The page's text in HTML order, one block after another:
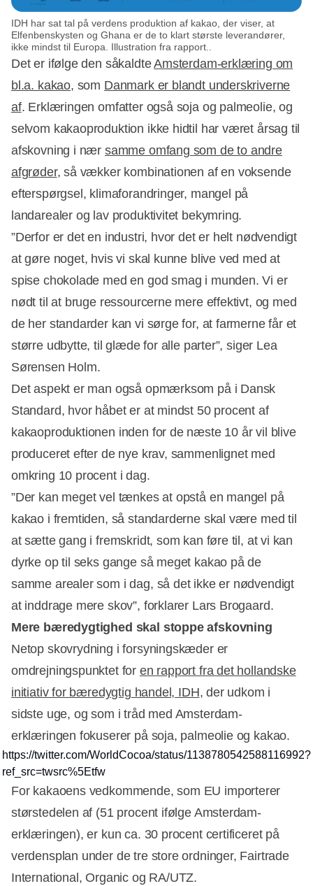
IDH har sat tal på verdens produktion af kakao, der viser, at
Elfenbenskysten og Ghana er de to klart største leverandører,
ikke mindst til Europa. Illustration fra rapport..
Det er ifølge den såkaldteAmsterdam-erklæring om
bl.a. kakao, som Danmark er blandt underskriverne
af. Erklæringen omfatter også soja og palmeolie, og
selvom kakaoproduktion ikke hidtil har været årsag til
afskovning i nær samme omfang som de to andre
afgrøder, så vækker kombinationen af en voksende
efterspørgsel, klimaforandringer, mangel på
landarealer og lav produktivitet bekymring.
”Derfor er det en industri, hvor det er helt nødvendigt
at gøre noget, hvis vi skal kunne blive ved med at
spise chokolade med en god smag i munden. Vi er
nødt til at bruge ressourcerne mere effektivt, og med
de her standarder kan vi sørge for, at farmerne får et
større udbytte, til glæde for alle parter”, siger Lea
Sørensen Holm.
Det aspekt er man også opmærksom på i Dansk
Standard, hvor håbet er at mindst 50 procent af
kakaoproduktionen inden for de næste 10 år vil blive
produceret efter de nye krav, sammenlignet med
omkring 10 procent i dag.
”Der kan meget vel tænkes at opstå en mangel på
kakao i fremtiden, så standarderne skal være med til
at sætte gang i fremskridt, som kan føre til, at vi kan
dyrke op til seks gange så meget kakao på de
samme arealer som i dag, så det ikke er nødvendigt
at inddrage mere skov”, forklarer Lars Brogaard.
Mere bæredygtighed skal stoppe afskovning
Netop skovrydning i forsyningskæder er
omdrejningspunktet for en rapport fra det hollandske
initiativ for bæredygtig handel, IDH, der udkom i
sidste uge, og som i tråd med Amsterdam-
erklæringen fokuserer på soja, palmeolie og kakao.
https://twitter.com/WorldCocoa/status/1138780542588116992?
ref_src=twsrc%5Etfw
For kakaoens vedkommende, som EU importerer
størstedelen af (51 procent ifølge Amsterdam-
erklæringen), er kun ca. 30 procent certificeret på
verdensplan under de tre store ordninger, Fairtrade
International, Organic og RA/UTZ.